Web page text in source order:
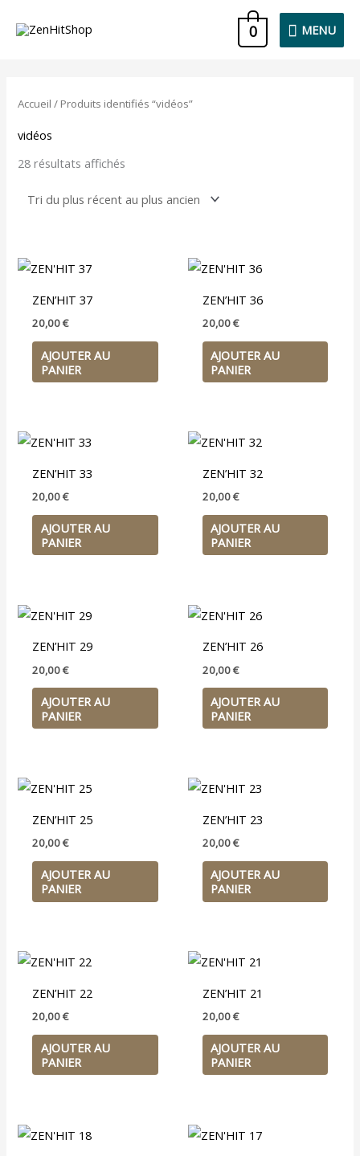
MENU
MENU
0
Accueil / Produits identifiés “vidéos”
vidéos
28 résultats affichés
plus
ZEN’HIT 37
20,00€
AJOUTER AU
PANIER
ZEN’HIT 36
20,00€
AJOUTER AU
PANIER
ZEN’HIT 33
20,00€
AJOUTER AU
PANIER
ZEN’HIT 32
20,00€
AJOUTER AU
PANIER
ZEN’HIT 29
20,00€
AJOUTER AU
PANIER
ZEN’HIT 26
20,00€
AJOUTER AU
PANIER
ZEN’HIT 25
20,00€
AJOUTER AU
PANIER
ZEN’HIT 23
20,00€
AJOUTER AU
PANIER
ZEN’HIT 22
20,00€
AJOUTER AU
PANIER
ZEN’HIT 21
20,00€
AJOUTER AU
PANIER